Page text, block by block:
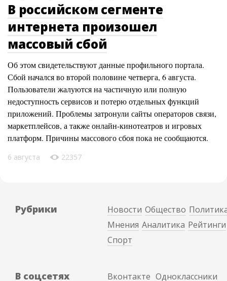
В российском сегменте
интернета произошел
массовый сбой
Об этом свидетельствуют данные профильного портала.
Сбой начался во второй половине четверга, 6 августа.
Пользователи жалуются на частичную или полную
недоступность сервисов и потерю отдельных функций
приложений. Проблемы затронули сайты операторов связи,
маркетплейсов, а также онлайн-кинотеатров и игровых
платформ. Причины массового сбоя пока не сообщаются.
6 августа 22357
Рубрики Новости Общество
Мнения Аналитика Рейтинги
Спорт
В соцсетях Вконтакте Одноклассники